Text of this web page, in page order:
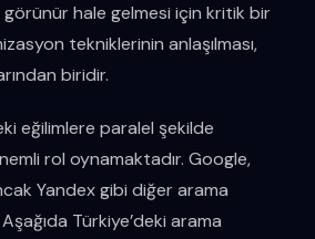
hale gelmesi için kritik bir
tekniklerinin anlaşılması,
biridir.
eğilimlere paralel şekilde
rol oynamaktadır. Google,
Yandex gibi diğer arama
Türkiye’deki arama